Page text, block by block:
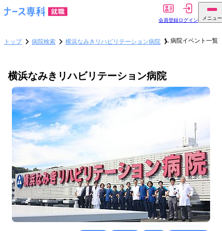
会員登録ログイン メニュー
トップ 病院検索 横浜なみきリハビリテーション病院 病院イベント一覧
横浜なみきリハビリテーション病院